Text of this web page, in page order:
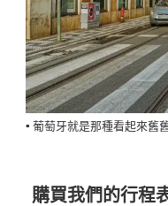
▪️ 葡萄牙就是那種看起來舊
購買我們的行程